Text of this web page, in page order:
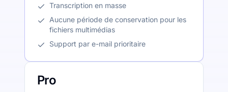
Transcription en masse
Aucune période de conservation pour les
fichiers multimédias
Support par e-mail prioritaire
Pro